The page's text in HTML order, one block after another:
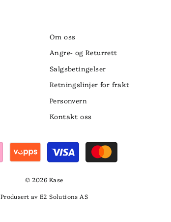
Om oss
Angre- og Returrett
Salgsbetingelser
Retningslinjer for frakt
Personvern
Kontakt oss
© 2026 Kase
Produsert av E2 Solutions AS